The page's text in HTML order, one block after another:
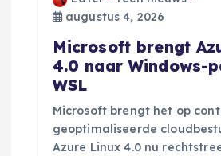
augustus 4, 2026
Microsoft brengt
4.0 naar Windows-
WSL
Microsoft brengt het op
geoptimaliseerde
Azure Linux 4.0 nu